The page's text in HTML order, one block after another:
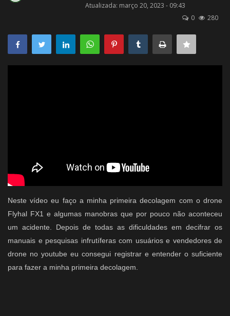
Tutoriais
Atualizada: março 20, 2023 - 09:43
0
280
Neste vídeo eu faço a minha primeira decolagem com o drone
Flyhal FX1 e algumas manobras que por pouco não aconteceu
um acidente. Depois de todas as dificuldades em decifrar os
manuais e pesquisas infrutíferas com usuários e vendedores de
drone no youtube eu consegui registrar e entender o suficiente
para fazer a minha primeira decolagem.